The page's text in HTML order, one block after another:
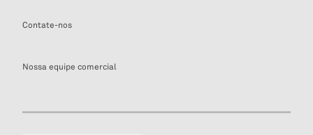
Contate-nos
Nossa equipe comercial